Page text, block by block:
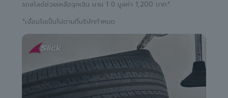
รถสไลด์ช่วยเหลือฉุกเฉิน นาน 1 ปี มูลค่า 1,200 บาท*
*เงื่อนไขเป็นไปตามที่บริษัทกำหนด